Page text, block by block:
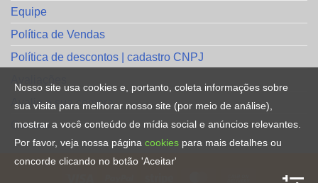
Equipe
Política de Vendas
Política de descontos | cadastro CNPJ
Avalie a sua compra
Contato
Nosso site usa cookies e, portanto, coleta informações sobre
sua visita para melhorar nosso site (por meio de análise),
mostrar a você conteúdo de mídia social e anúncios relevantes.
Por favor, veja nossa página cookies para mais detalhes ou
concorde clicando no botão 'Aceitar'